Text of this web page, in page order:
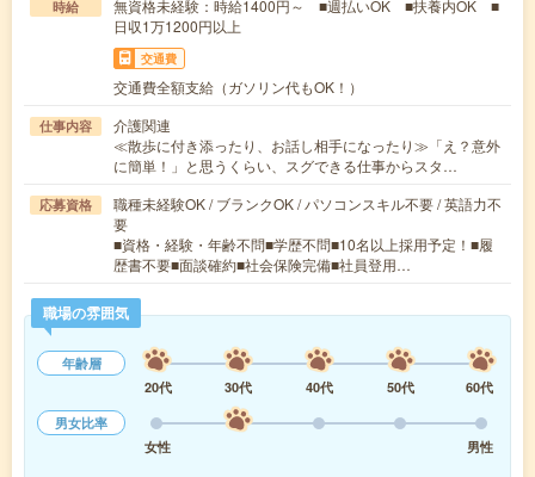
時給
無資格未経験：時給1400円～ ■週払いOK ■扶養内OK ■
日収1万1200円以上
交通費
交通費全額支給（ガソリン代もOK！）
仕事内容
介護関連
≪散歩に付き添ったり、お話し相手になったり≫「え？意外
に簡単！」と思うくらい、スグできる仕事からスタ…
応募資格
職種未経験OK / ブランクOK / パソコンスキル不要 / 英語力不
要
■資格・経験・年齢不問■学歴不問■10名以上採用予定！■履
歴書不要■面談確約■社会保険完備■社員登用…
職場の雰囲気
年齢層
20代
30代 40代 50代
60代
男女比率
女性
男性